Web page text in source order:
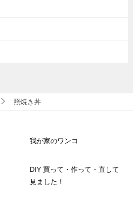
照焼き丼
我が家のワンコ
DIY 買って・作って・直して
見ました！